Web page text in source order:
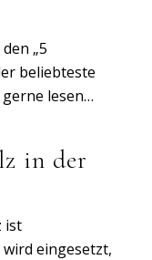
„5
beliebteste
lesen…
in der
ist
eingesetzt,